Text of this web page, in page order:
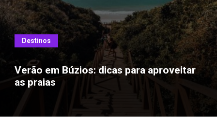
Destinos
Verão em Búzios: dicas para aproveitar
as praias